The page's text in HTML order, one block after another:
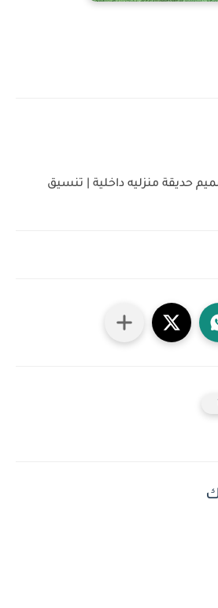
حديقة منزليه داخلية | تنسيق